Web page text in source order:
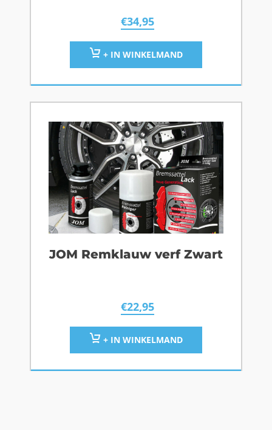
€34,95
+ IN WINKELMAND
JOM Remklauw verf Zwart
€22,95
+ IN WINKELMAND